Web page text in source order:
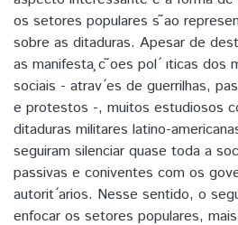
os setores populares s ̃ao
sobre as ditaduras. Apesar de
as manifesta ̧c ̃oes pol ́ ıticas dos
sociais - atrav ́es de guerrilhas,
e protestos -, muitos estudiosos
ditaduras militares latino-
seguiram silenciar quase toda a
passivas e coniventes com os
autorit ́arios. Nesse sentido, o
enfocar os setores populares,